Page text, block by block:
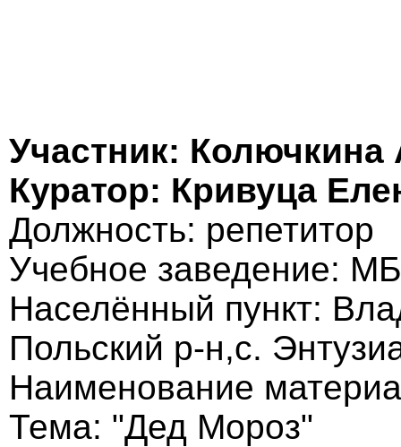
Участник: Колючкина
Куратор: Кривуца
Должность: репетитор
Учебное заведение:
Населённый пункт:
Польский р-н,с.
Наименование
Тема: "Дед Мороз"